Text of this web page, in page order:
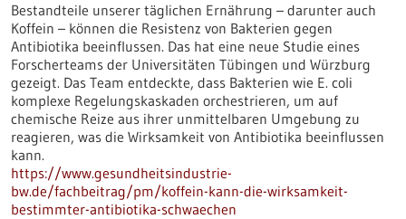
Bestandteile unserer täglichen Ernährung – darunter auch
Koffein – können die Resistenz von Bakterien gegen
Antibiotika beeinflussen. Das hat eine neue Studie eines
Forscherteams der Universitäten Tübingen und Würzburg
gezeigt. Das Team entdeckte, dass Bakterien wie E. coli
komplexe Regelungskaskaden orchestrieren, um auf
chemische Reize aus ihrer unmittelbaren Umgebung zu
reagieren, was die Wirksamkeit von Antibiotika beeinflussen
kann.
https://www.gesundheitsindustrie-
bw.de/fachbeitrag/pm/koffein-kann-die-wirksamkeit-
bestimmter-antibiotika-schwaechen